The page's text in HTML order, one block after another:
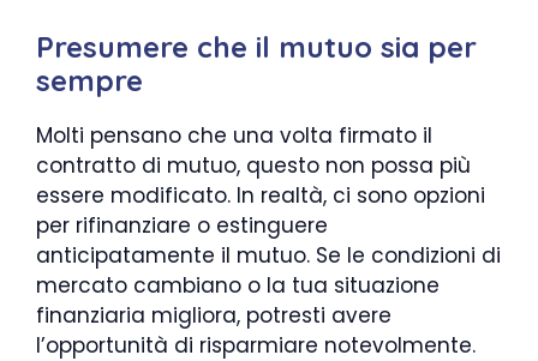
Presumere che il mutuo sia per
sempre
Molti pensano che una volta firmato il
contratto di mutuo, questo non possa più
essere modificato. In realtà, ci sono opzioni
per rifinanziare o estinguere
anticipatamente il mutuo. Se le condizioni di
mercato cambiano o la tua situazione
finanziaria migliora, potresti avere
l’opportunità di risparmiare notevolmente.